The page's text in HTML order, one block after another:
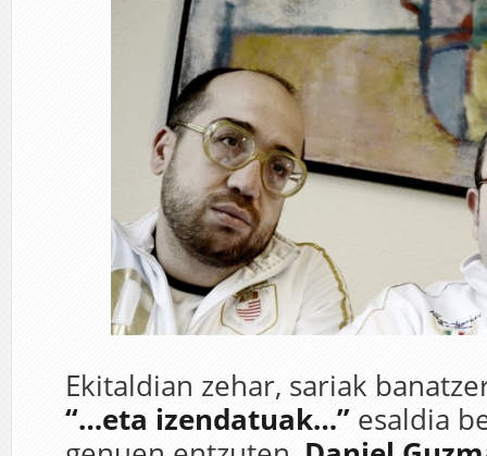
Ekitaldian zehar, sariak
“…eta izendatuak…” esaldia